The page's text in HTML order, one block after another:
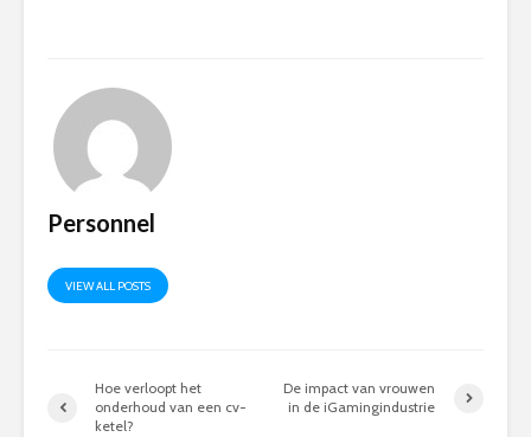
Personnel
VIEW ALL POSTS
Hoe verloopt het
onderhoud van een cv-
ketel?
De impact van vrouwen
in de iGamingindustrie